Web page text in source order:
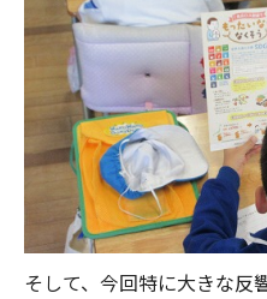
そして、今回特に大きな反